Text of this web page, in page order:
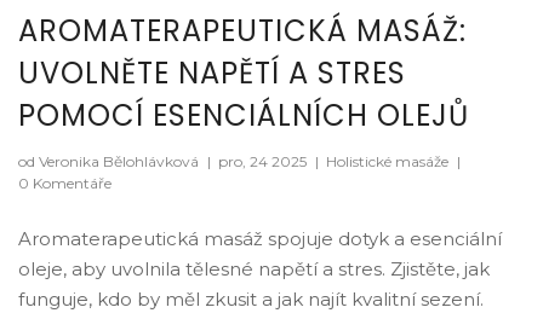
AROMATERAPEUTICKÁ MASÁŽ:
UVOLNĚTE NAPĚTÍ A STRES
POMOCÍ ESENCIÁLNÍCH OLEJŮ
od Veronika Bělohlávková | pro, 24 2025 | Holistické masáže |
0 Komentáře
Aromaterapeutická masáž spojuje dotyk a esenciální
oleje, aby uvolnila tělesné napětí a stres. Zjistěte, jak
funguje, kdo by měl zkusit a jak najít kvalitní sezení.